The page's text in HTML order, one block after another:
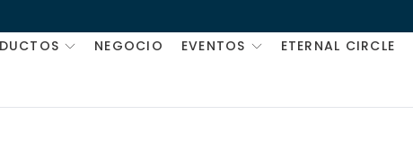
NEGOCIO EVENTOS ETERNAL CIRCLE